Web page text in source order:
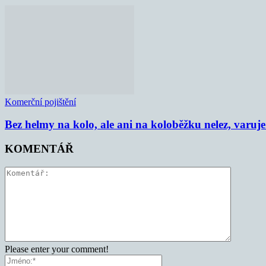
Komerční pojištění
Bez helmy na kolo, ale ani na koloběžku nelez,
KOMENTÁŘ
Please enter your comment!